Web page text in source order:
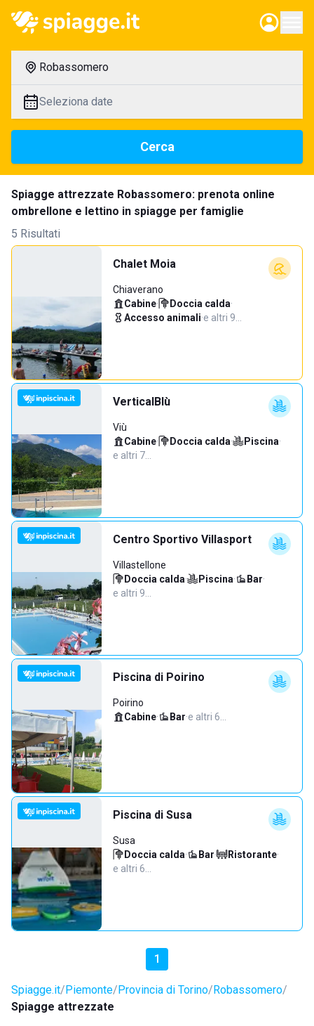
Robassomero
Seleziona date
Cerca
Spiagge attrezzate Robassomero: prenota online
ombrellone e lettino in spiagge per famiglie
5 Risultati
Chalet Moia
Chiaverano
Cabine· Doccia calda·
Accesso animali·e altri 9…
VerticalBlù
Viù
Cabine· Doccia calda· Piscina·
e altri 7…
Centro Sportivo Villasport
Villastellone
Doccia calda· Piscina· Bar·
e altri 9…
Piscina di Poirino
Poirino
Cabine· Bar·e altri 6…
Piscina di Susa
Susa
Doccia calda· Bar· Ristorante·
e altri 6…
1
Spiagge.it Piemonte Provincia di Torino Robassomero
Spiagge attrezzate